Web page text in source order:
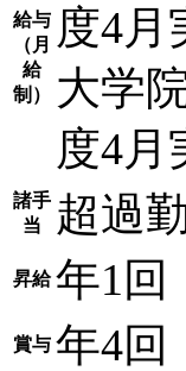
給与
（月
給
制）
度4月
大学
度4月
諸手
当
超過
昇給 年1回
賞与 年4回